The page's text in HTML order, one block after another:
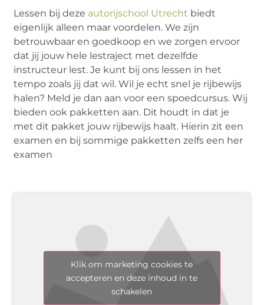
Lessen bij deze autorijschool Utrecht biedt
eigenlijk alleen maar voordelen. We zijn
betrouwbaar en goedkoop en we zorgen ervoor
dat jij jouw hele lestraject met dezelfde
instructeur lest. Je kunt bij ons lessen in het
tempo zoals jij dat wil. Wil je echt snel je rijbewijs
halen? Meld je dan aan voor een spoedcursus. Wij
bieden ook pakketten aan. Dit houdt in dat je
met dit pakket jouw rijbewijs haalt. Hierin zit een
examen en bij sommige pakketten zelfs een her
examen
Klik om marketing cookies te
accepteren en deze inhoud in te
schakelen